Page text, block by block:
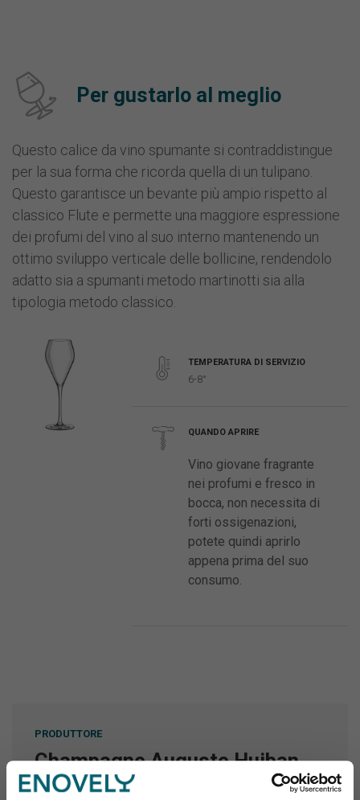
Per gustarlo al meglio
Questo calice da vino spumante si contraddistingue
per la sua forma che ricorda quella di un tulipano.
Questo garantisce un bevante più ampio rispetto al
classico Flute e permette una maggiore espressione
dei profumi del vino al suo interno mantenendo un
ottimo sviluppo verticale delle bollicine, rendendolo
adatto sia a spumanti metodo martinotti sia alla
tipologia metodo classico.
TEMPERATURA DI SERVIZIO
6-8°
QUANDO APRIRE
Vino giovane fragrante
nei profumi e fresco in
bocca, non necessita di
forti ossigenazioni,
potete quindi aprirlo
appena prima del suo
consumo.
PRODUTTORE
Champagne Auguste Huiban
La Maison Auguste Huiban nasce nel 1880 in Valle